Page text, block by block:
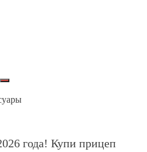
года! Купи прицеп